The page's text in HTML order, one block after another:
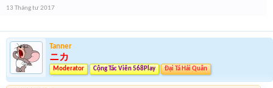
13 Tháng tư 2017
Tanner
ニカ
Moderator Cộng Tác Viên 568Play Đại Tá Hải Quân